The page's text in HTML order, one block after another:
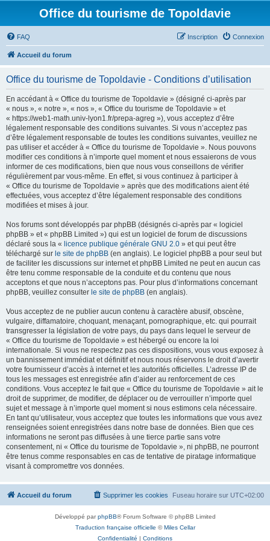
Office du tourisme de Topoldavie
FAQ Connexion
Inscription
Accueil du forum
Office du tourisme de Topoldavie - Conditions d’utilisation
En accédant à « Office du tourisme de Topoldavie » (désigné ci-après par
« nous », « notre », « nos », « Office du tourisme de Topoldavie » et
« https://web1-math.univ-lyon1.fr/prepa-agreg »), vous acceptez d’être
légalement responsable des conditions suivantes. Si vous n’acceptez pas
d’être légalement responsable de toutes les conditions suivantes, veuillez ne
pas utiliser et accéder à « Office du tourisme de Topoldavie ». Nous pouvons
modifier ces conditions à n’importe quel moment et nous essaierons de vous
informer de ces modifications, bien que nous vous conseillons de vérifier
régulièrement par vous-même. En effet, si vous continuez à participer à
« Office du tourisme de Topoldavie » après que des modifications aient été
effectuées, vous acceptez d’être légalement responsable des conditions
modifiées et mises à jour.
Nos forums sont développés par phpBB (désignés ci-après par « logiciel
phpBB » et « phpBB Limited ») qui est un logiciel de forum de discussions
déclaré sous la « licence publique générale GNU 2.0 » et qui peut être
téléchargé sur le site de phpBB (en anglais). Le logiciel phpBB a pour seul but
de faciliter les discussions sur internet et phpBB Limited ne peut en aucun cas
être tenu comme responsable de la conduite et du contenu que nous
acceptons et que nous n’acceptons pas. Pour plus d’informations concernant
phpBB, veuillez consulter le site de phpBB (en anglais).
Vous acceptez de ne publier aucun contenu à caractère abusif, obscène,
vulgaire, diffamatoire, choquant, menaçant, pornographique, etc. qui pourrait
transgresser la législation de votre pays, du pays dans lequel le serveur de
« Office du tourisme de Topoldavie » est hébergé ou encore la loi
internationale. Si vous ne respectez pas ces dispositions, vous vous exposez à
un bannissement immédiat et définitif et nous nous réservons le droit d’avertir
votre fournisseur d’accès à internet et les autorités officielles. L’adresse IP de
tous les messages est enregistrée afin d’aider au renforcement de ces
conditions. Vous acceptez le fait que « Office du tourisme de Topoldavie » ait le
droit de supprimer, de modifier, de déplacer ou de verrouiller n’importe quel
sujet et message à n’importe quel moment si nous estimons cela nécessaire.
En tant qu’utilisateur, vous acceptez que toutes les informations que vous avez
renseignées soient enregistrées dans notre base de données. Bien que ces
informations ne seront pas diffusées à une tierce partie sans votre
consentement, ni « Office du tourisme de Topoldavie », ni phpBB, ne pourront
être tenus comme responsables en cas de tentative de piratage informatique
visant à compromettre vos données.
Accueil du forum Fuseau horaire sur UTC+02:00
Supprimer les cookies
Développé parphpBB® Forum Software © phpBB Limited
Traduction française officielle ©Miles Cellar
Confidentialité | Conditions